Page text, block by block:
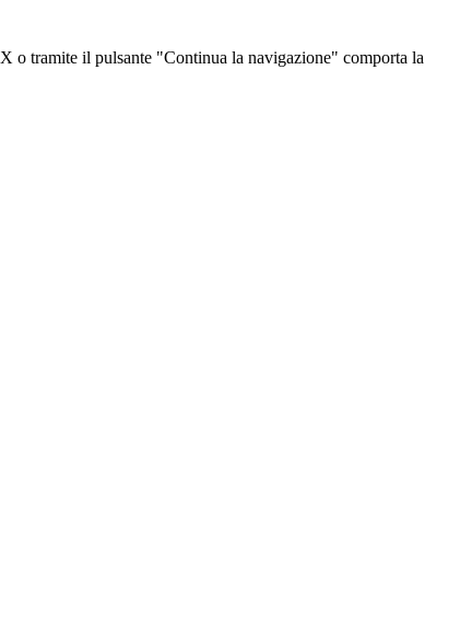
o tramite il pulsante "Continua la navigazione" comporta la